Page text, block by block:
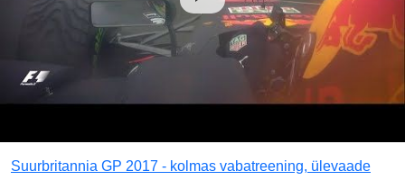
Suurbritannia GP 2017 - kolmas vabatreening, ülevaade